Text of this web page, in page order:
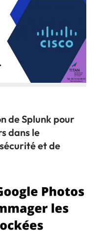
de Splunk pour
dans le
et de